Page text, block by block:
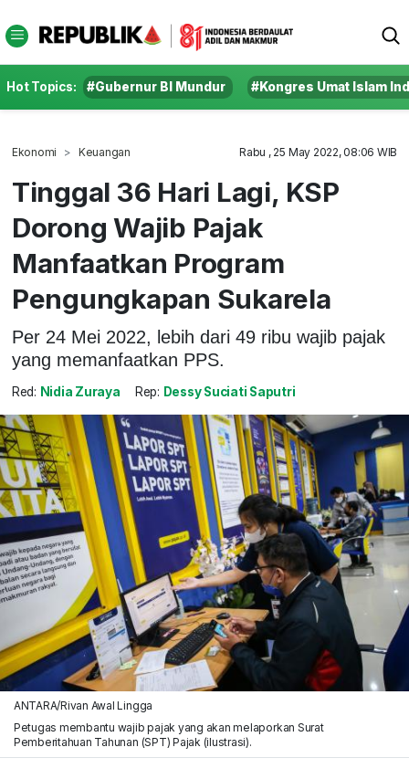
Hot Topics: #Gubernur BI Mundur #Kongres Umat Islam
Ekonomi Keuangan Rabu , 25 May 2022, 08:06 WIB
Tinggal 36 Hari Lagi, KSP
Dorong Wajib Pajak
Manfaatkan Program
Pengungkapan Sukarela
Per 24 Mei 2022, lebih dari 49 ribu wajib pajak
yang memanfaatkan PPS.
Red: Nidia Zuraya Rep: Dessy Suciati Saputri
ANTARA/Rivan Awal Lingga
Petugas membantu wajib pajak yang akan melaporkan Surat
Pemberitahuan Tahunan (SPT) Pajak (ilustrasi).